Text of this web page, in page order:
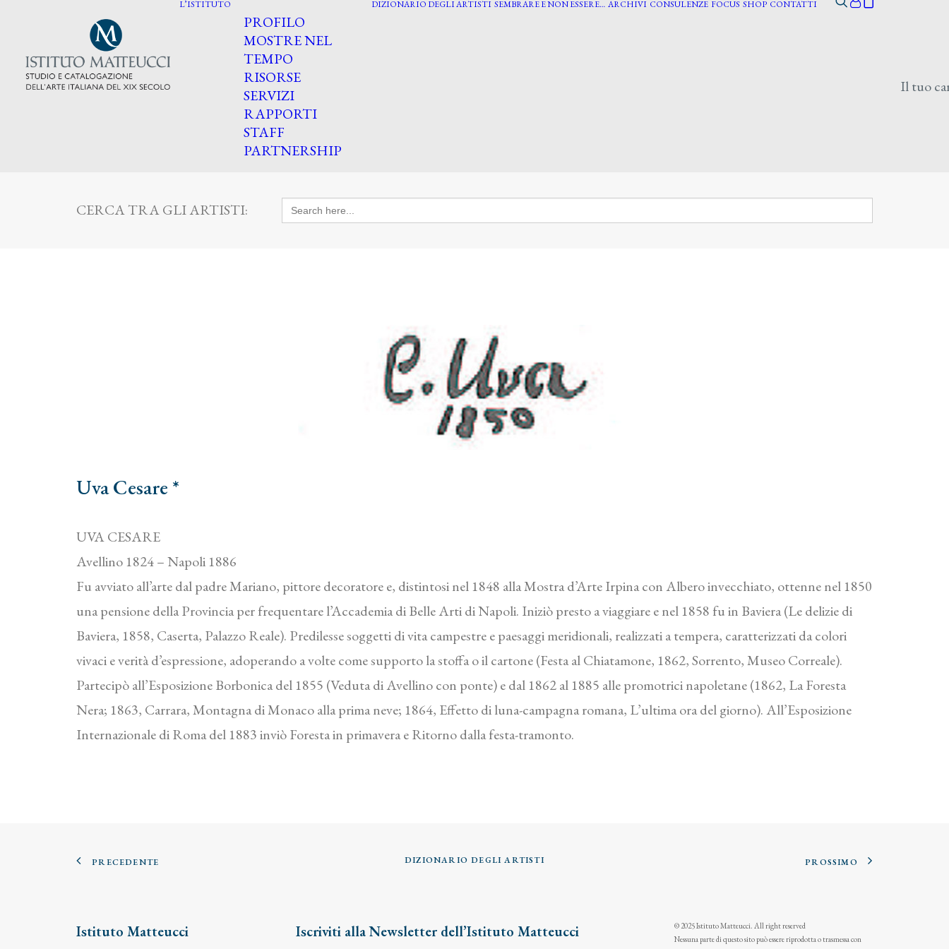
L’ISTITUTO
PROFILO
MOSTRE NEL
TEMPO
RISORSE
SERVIZI
RAPPORTI
STAFF
PARTNERSHIP
DIZIONARIO DEGLI ARTISTI SEMBRARE E NON ESSERE… ARCHIVI CONSULENZE FOCUS SHOP CONTATTI
Il tuo
CERCA TRA GLI ARTISTI: Search
for:
Uva Cesare *
UVA CESARE
Avellino 1824 – Napoli 1886
Fu avviato all’arte dal padre Mariano, pittore decoratore e, distintosi nel 1848 alla Mostra d’Arte Irpina con Albero invecchiato, ottenne nel 1850
una pensione della Provincia per frequentare l’Accademia di Belle Arti di Napoli. Iniziò presto a viaggiare e nel 1858 fu in Baviera (Le delizie di
Baviera, 1858, Caserta, Palazzo Reale). Predilesse soggetti di vita campestre e paesaggi meridionali, realizzati a tempera, caratterizzati da colori
vivaci e verità d’espressione, adoperando a volte come supporto la stoffa o il cartone (Festa al Chiatamone, 1862, Sorrento, Museo Correale).
Partecipò all’Esposizione Borbonica del 1855 (Veduta di Avellino con ponte) e dal 1862 al 1885 alle promotrici napoletane (1862, La Foresta
Nera; 1863, Carrara, Montagna di Monaco alla prima neve; 1864, Effetto di luna-campagna romana, L’ultima ora del giorno). All’Esposizione
Internazionale di Roma del 1883 inviò Foresta in primavera e Ritorno dalla festa-tramonto.
PRECEDENTE DIZIONARIO DEGLI ARTISTI PROSSIMO
Istituto Matteucci
Iscriviti alla Newsletter dell’Istituto Matteucci
© 2025 Istituto Matteucci. All right reserved
Nessuna parte di questo sito può essere riprodotta o trasmessa con